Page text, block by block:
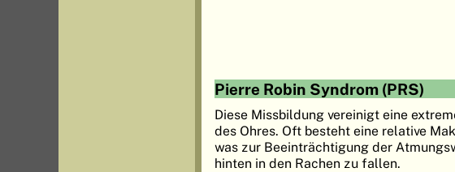
Pierre Robin Syndrom (PRS)
Diese Missbildung vereinigt eine
des Ohres. Oft besteht eine relative
was zur Beeinträchtigung der
hinten in den Rachen zu fallen.